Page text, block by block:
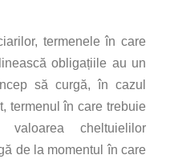
termenele în care
obligațiile au un
să curgă, în cazul
termenul în care trebuie
cheltuielilor
de la momentul în care